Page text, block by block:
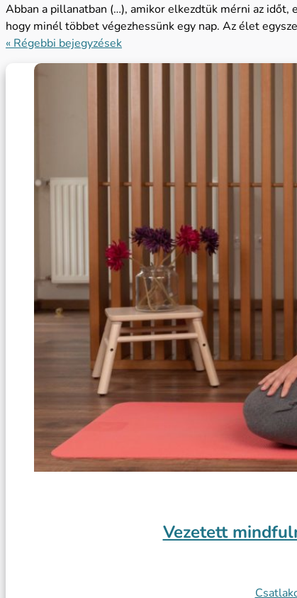
Abban a pillanatban (…), amikor elkezdtük mérni az
hogy minél többet végezhessünk egy nap. Az élet
« Régebbi bejegyzések
Vezetett